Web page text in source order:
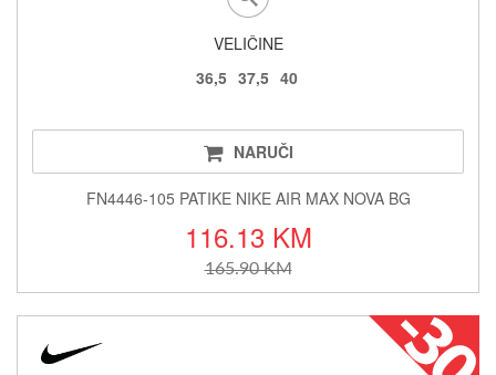
VELIČINE
36,5 37,5 40
NARUČI
FN4446-105 PATIKE NIKE AIR MAX NOVA BG
116.13 KM
165.90 KM